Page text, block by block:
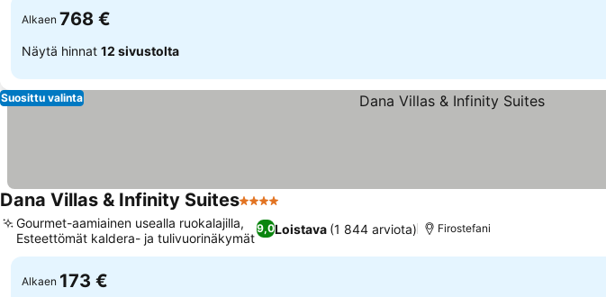
Alkaen 768 €
Näytä hinnat 12 sivustolta
Suosittu valinta
Dana Villas & Infinity Suites4 Tähtiluokitus
9,0Loistava (1 844 arviota)
Gourmet-aamiainen usealla ruokalajilla,
Esteettömät kaldera- ja tulivuorinäkymät
Firostefani
Alkaen 173 €